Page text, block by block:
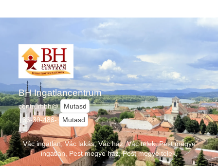
BH Ingatlancentrum
centrumbh@
Mutasd
+36-30-488-
Mutasd
Vác ingatlan, Vác lakás, Vác ház, Vác telek, Pest megye
ingatlan, Pest megye ház, Pest megye telek,